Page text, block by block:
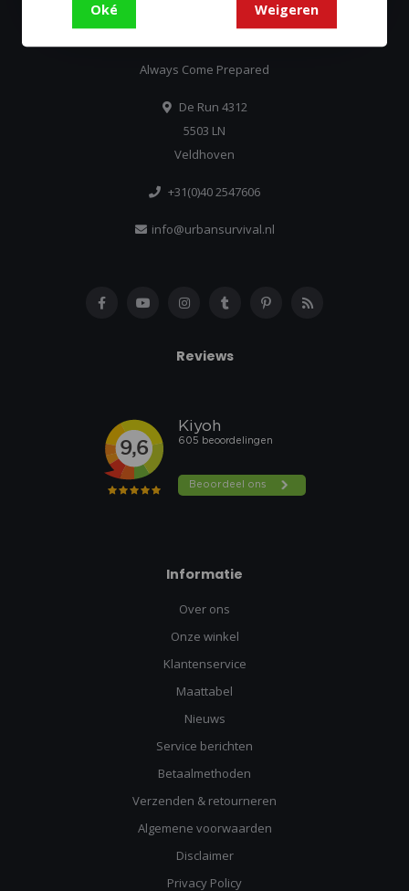
Always Come Prepared
De Run 4312
5503 LN
Veldhoven
+31(0)40 2547606
info@urbansurvival.nl
Reviews
Informatie
Over ons
Onze winkel
Klantenservice
Maattabel
Nieuws
Service berichten
Betaalmethoden
Verzenden & retourneren
Algemene voorwaarden
Disclaimer
Privacy Policy
Oké Weigeren